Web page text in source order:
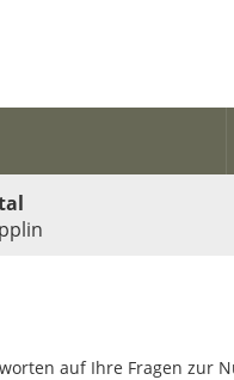
auf Ihre Fragen zur